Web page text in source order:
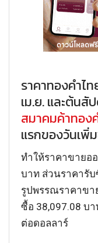
ราคาทองคำไ
เม.ย. และต้นสั
สมาคมค้าทอง
แรกของวันเพิ่
ทำให้ราคาขายอ
บาท ส่วนราคารั
รูปพรรณราคาขา
ซื้อ 38,097.08 บ
ต่อดอลลาร์